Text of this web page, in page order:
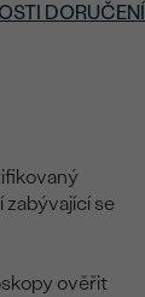
DORUČENÍ
se
ověřit